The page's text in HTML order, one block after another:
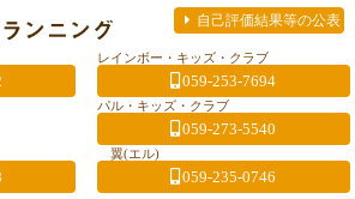
自己評価結果等の公表
レインボー・キッズ・クラブ
059-253-7694
パル・キッズ・クラブ
059-273-5540
翼(エル)
059-235-0746